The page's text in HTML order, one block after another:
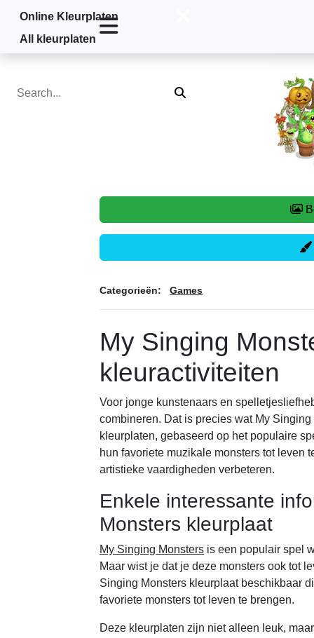
Online Kleurplaten
All kleurplaten
Home
Categorieën: Games
My Singing
kleuractiviteiten
Voor jonge kunstenaars en
combineren. Dat is precies wat My
kleurplaten, gebaseerd op het populaire
hun favoriete muzikale monsters tot leven
artistieke vaardigheden verbeteren.
Enkele interessante
Monsters kleurplaat
My Singing Monsters is een populair spel
Maar wist je dat je deze monsters ook tot
Singing Monsters kleurplaat beschikbaar
favoriete monsters tot leven te brengen.
Deze kleurplaten zijn niet alleen leuk,